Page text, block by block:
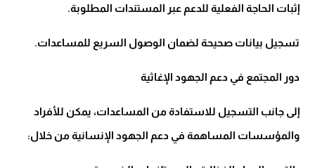
إثبات الحاجة الفعلية للدعم عبر المستندات المطلوبة.
تسجيل بيانات صحيحة لضمان الوصول السريع للمساعدات.
دور المجتمع في دعم الجهود الإغاثية
إلى جانب التسجيل للاستفادة من المساعدات، يمكن للأفراد
والمؤسسات المساهمة في دعم الجهود الإنسانية من خلال: